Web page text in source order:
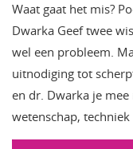
Waat gaat het mis?
Dwarka Geef twee
wel een probleem.
uitnodiging tot
en dr. Dwarka je
wetenschap,